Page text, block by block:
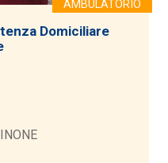
Domiciliare